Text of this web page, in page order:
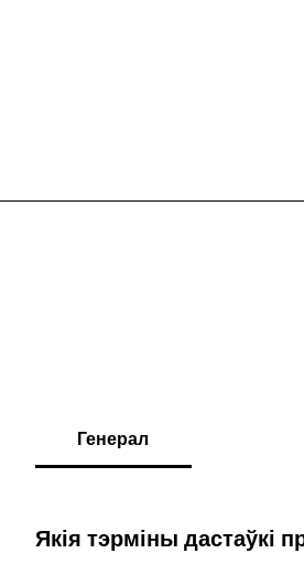
Генерал
Якія тэрміны дастаўкі